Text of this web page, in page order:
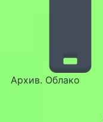
Архив. Облако